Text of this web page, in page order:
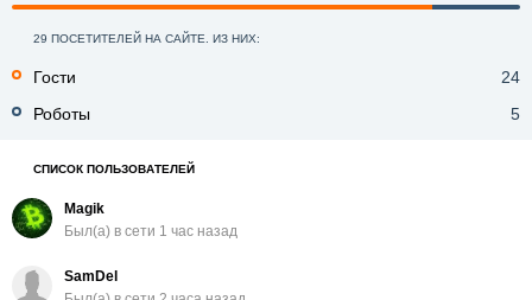
29 ПОСЕТИТЕЛЕЙ НА САЙТЕ. ИЗ НИХ:
Гости
24
Роботы
5
СПИСОК ПОЛЬЗОВАТЕЛЕЙ
Magik
Был(a) в сети 1 час назад
SamDel